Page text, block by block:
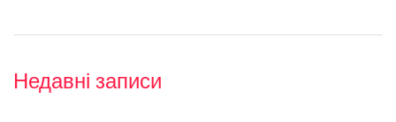
Недавні записи